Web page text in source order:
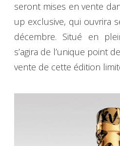
seront mises en vente
up exclusive, qui ouvrira
décembre. Situé en
s’agira de l’unique point de
vente de cette édition